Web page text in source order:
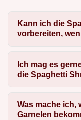
Kann ich die
vorbereiten,
Ich mag es
die Spaghetti
Was mache ich,
Garnelen